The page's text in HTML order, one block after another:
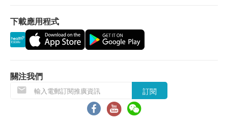
谷丙轉氨酵素
谷草轉氨酵素
丙種谷氨基轉移酵素
腎功能
肌酸酐
合進行體檢項目，本診所將收取一次醫生會診費用
（港幣$300），並退還其餘已繳費用。
• 成功付款後，已訂購之體檢計劃不設更改，轉讓及
• 健康檢查服務並非作為醫療診斷或治療用途。
《萊佛士醫療香港—疫苗注射服務：條款及細則》
下載應用程式
關注我們
訂閱